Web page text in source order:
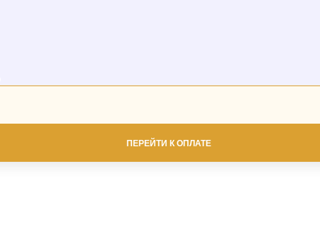
ПЕРЕЙТИ К ОПЛАТЕ